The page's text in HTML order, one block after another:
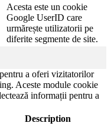
Acesta este un cookie
Google UserID care
urmărește utilizatorii pe
diferite segmente de site.
a oferi vizitatorilor
Aceste module cookie
informații pentru a
Description